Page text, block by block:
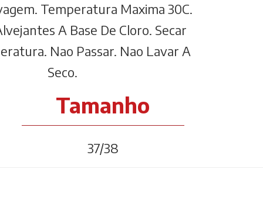
Temperatura Maxima 30C.
A Base De Cloro. Secar
Nao Passar. Nao Lavar A
Seco.
Tamanho
37/38